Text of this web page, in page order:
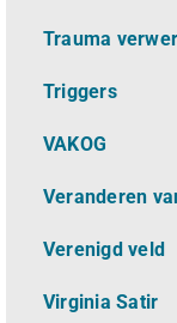
Trauma
Triggers
VAKOG
Veranderen
Verenigd veld
Virginia Satir